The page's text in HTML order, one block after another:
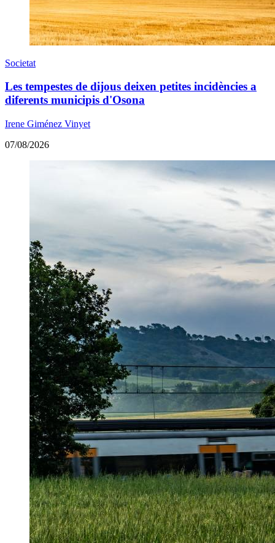
Societat
Les tempestes de dijous deixen petites incidències a
diferents municipis d'Osona
Irene Giménez Vinyet
07/08/2026